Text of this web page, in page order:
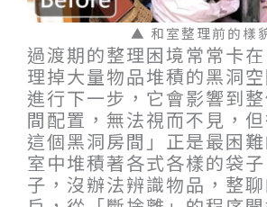
▲ 和室整理前的樣
過渡期的整理困境常常卡
理掉大量物品堆積的黑洞
進行下一步，它會影響到
間配置，無法視而不見，
這個黑洞房間」正是最困
室中堆積著各式各樣的袋
子，沒辦法辨識物品，整